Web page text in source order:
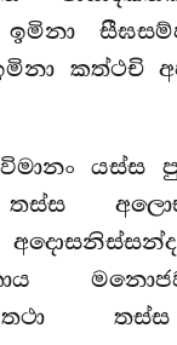
ඉමිනා
කත්ථචි
විමානං
තථා